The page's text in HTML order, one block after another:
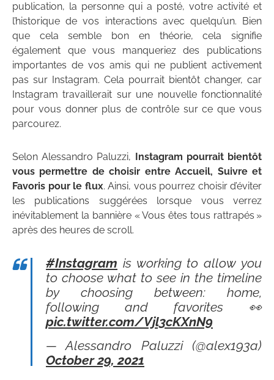
publication, la personne qui a posté, votre activité et
l’historique de vos interactions avec quelqu’un. Bien
que cela semble bon en théorie, cela signifie
également que vous manqueriez des publications
importantes de vos amis qui ne publient activement
pas sur Instagram. Cela pourrait bientôt changer, car
Instagram travaillerait sur une nouvelle fonctionnalité
pour vous donner plus de contrôle sur ce que vous
parcourez.
Selon Alessandro Paluzzi,
Instagram pourrait bientôt
vous permettre de choisir entre Accueil, Suivre et
Favoris pour le flux. Ainsi, vous pourrez choisir d’éviter
les publications suggérées lorsque vous verrez
inévitablement la bannière « Vous êtes tous rattrapés »
après des heures de scroll.
#Instagram is working to allow you
to choose what to see in the timeline
by choosing between: home,
following and favorites 👀
pic.twitter.com/Vjl3cKXnN9
— Alessandro Paluzzi (@alex193a)
October 29, 2021